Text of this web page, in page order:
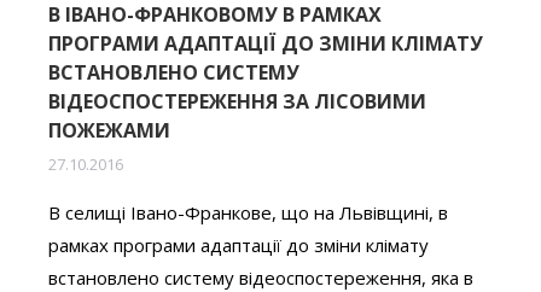
В ІВАНО-ФРАНКОВОМУ В РАМКАХ
ПРОГРАМИ АДАПТАЦІЇ ДО ЗМІНИ КЛІМАТУ
ВСТАНОВЛЕНО СИСТЕМУ
ВІДЕОСПОСТЕРЕЖЕННЯ ЗА ЛІСОВИМИ
ПОЖЕЖАМИ
27.10.2016
В селищі Івано-Франкове, що на Львівщині, в
рамках програми адаптації до зміни клімату
встановлено систему відеоспостереження, яка в